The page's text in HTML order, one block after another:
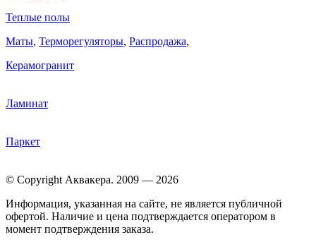
Теплые полы
Маты, Терморегуляторы, Распродажа,
Керамогранит
Ламинат
Паркет
© Copyright Аквакера. 2009 — 2026
Информация, указанная на сайте, не является публичной
офертой. Наличие и цена подтверждается оператором в
момент подтверждения заказа.